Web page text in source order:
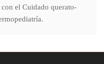
el Cuidado querato-